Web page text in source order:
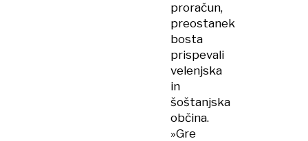
proračun,
preostanek
bosta
prispevali
velenjska
in
šoštanjska
občina.
»Gre